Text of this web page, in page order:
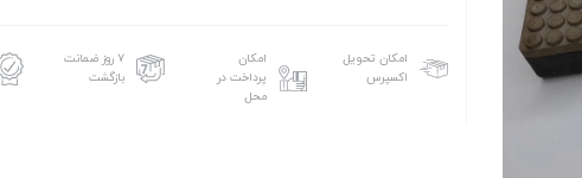
امکان تحویل
اکسپرس
امکان
پرداخت در
محل
۷ روز ضمانت
بازگشت